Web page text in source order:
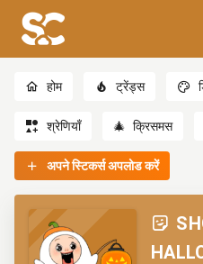
होम ट्रेंड्स
श्रेणियाँ 🎄 क्रिसमस
अपने स्टिकर्स अपलोड करें